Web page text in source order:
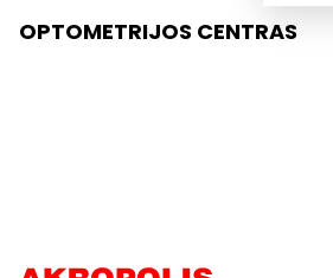
OPTOMETRIJOS CENTRAS